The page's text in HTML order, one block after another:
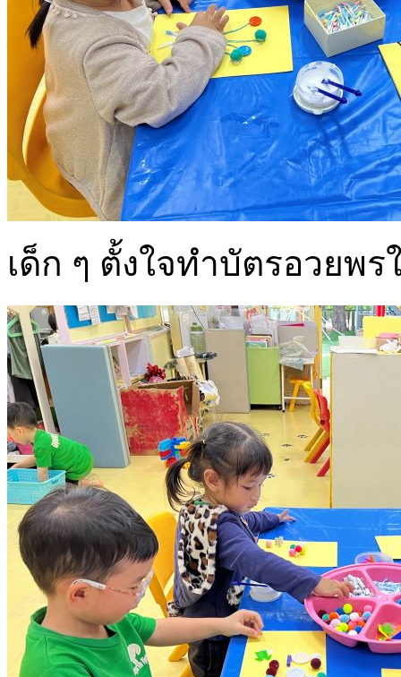
เด็ก ๆ ตั้งใจทำบัตรอวยพ